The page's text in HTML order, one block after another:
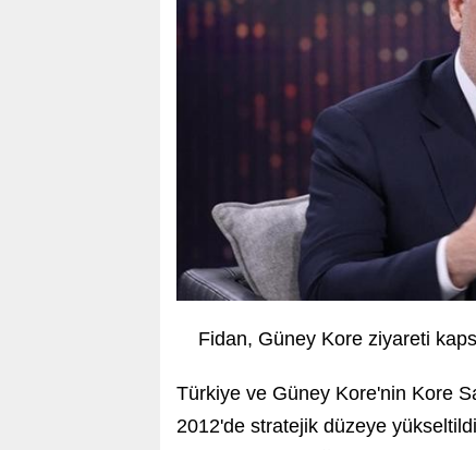
Fidan, Güney Kore ziyareti
Türkiye ve Güney Kore'nin Kore
2012'de stratejik düzeye